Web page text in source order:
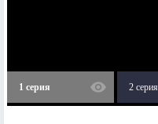
1 серия 2 серия